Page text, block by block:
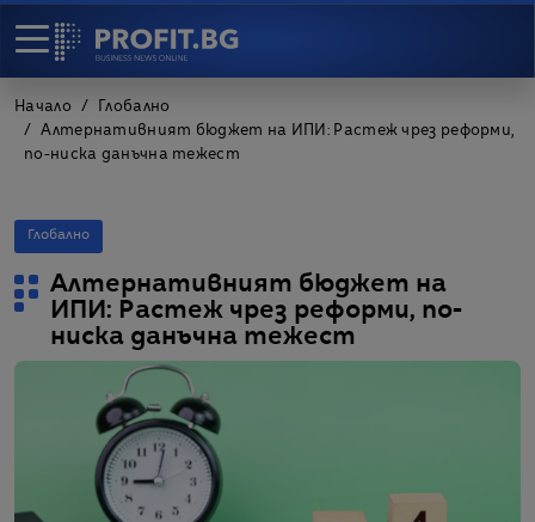
Начало
Глобално
Алтернативният бюджет на ИПИ: Растеж чрез реформи,
по-ниска данъчна тежест
Глобално
Алтернативният бюджет на
ИПИ: Растеж чрез реформи, по-
ниска данъчна тежест